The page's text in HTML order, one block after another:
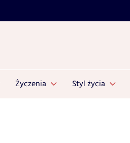
Życzenia Styl życia